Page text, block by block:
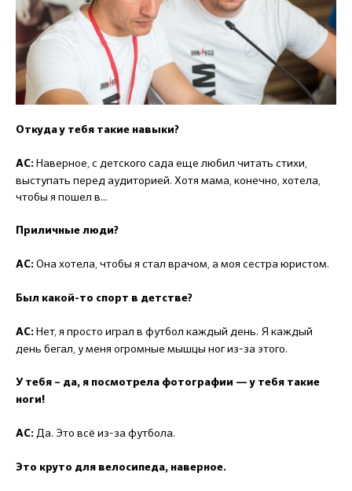
Откуда у тебя такие навыки?
АС: Наверное, с детского сада еще любил читать стихи,
выступать перед аудиторией. Хотя мама, конечно, хотела,
чтобы я пошел в...
Приличные люди?
АС: Она хотела, чтобы я стал врачом, а моя сестра юристом.
Был какой-то спорт в детстве?
АС: Нет, я просто играл в футбол каждый день. Я каждый
день бегал, у меня огромные мышцы ног из-за этого.
У тебя – да, я посмотрела фотографии — у тебя такие
ноги!
АС: Да. Это всё из-за футбола.
Это круто для велосипеда, наверное.